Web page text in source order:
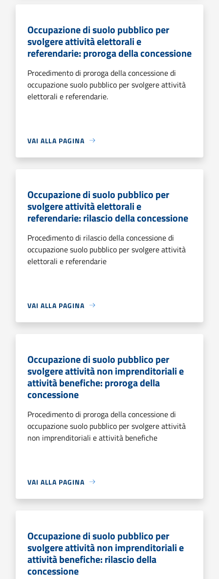
Occupazione di suolo pubblico per
svolgere attività elettorali e
referendarie: proroga della concessione
Procedimento di proroga della concessione di
occupazione suolo pubblico per svolgere attività
elettorali e referendarie.
VAI ALLA PAGINA
Occupazione di suolo pubblico per
svolgere attività elettorali e
referendarie: rilascio della concessione
Procedimento di rilascio della concessione di
occupazione suolo pubblico per svolgere attività
elettorali e referendarie
VAI ALLA PAGINA
Occupazione di suolo pubblico per
svolgere attività non imprenditoriali e
attività benefiche: proroga della
concessione
Procedimento di proroga della concessione di
occupazione suolo pubblico per svolgere attività
non imprenditoriali e attività benefiche
VAI ALLA PAGINA
Occupazione di suolo pubblico per
svolgere attività non imprenditoriali e
attività benefiche: rilascio della
concessione